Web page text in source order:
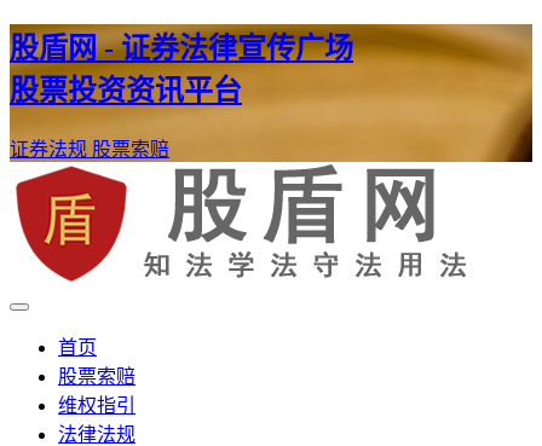
股盾网 - 证券法律宣传广场
股票投资资讯平台
证券法规 股票索赔
股盾网
证券股票维权网
首页
股票索赔
维权指引
法律法规